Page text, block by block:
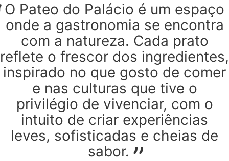
O Pateo do Palácio é um espaço
onde a gastronomia se encontra
com a natureza. Cada prato
reflete o frescor dos ingredientes,
inspirado no que gosto de comer
e nas culturas que tive o
privilégio de vivenciar, com o
intuito de criar experiências
leves, sofisticadas e cheias de
sabor.